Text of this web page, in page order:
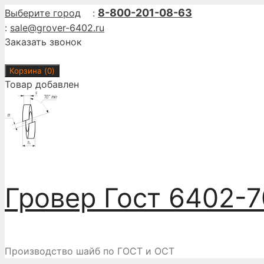
Перейти
к
содержимому
Выберите город : 8-800-201-08-63
: sale@grover-6402.ru
Заказать звонок
Корзина (0)
Товар добавлен
Гровер Гост 6402-
Производство шайб по ГОСТ и ОСТ